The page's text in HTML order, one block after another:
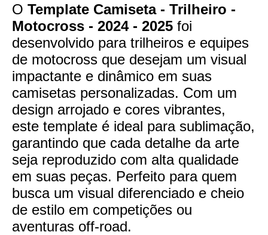
O Template Camiseta - Trilheiro -
Motocross - 2024 - 2025 foi
desenvolvido para trilheiros e equipes
de motocross que desejam um visual
impactante e dinâmico em suas
camisetas personalizadas. Com um
design arrojado e cores vibrantes,
este template é ideal para sublimação,
garantindo que cada detalhe da arte
seja reproduzido com alta qualidade
em suas peças. Perfeito para quem
busca um visual diferenciado e cheio
de estilo em competições ou
aventuras off-road.